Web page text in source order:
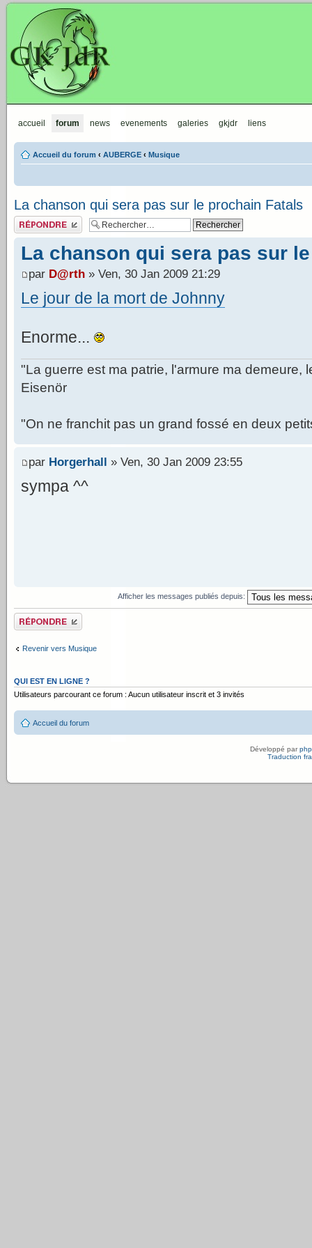
accueil forum news evenements galeries gkjdr liens
Accueil du forum ‹ AUBERGE ‹ Musique
La chanson qui sera pas sur le prochain Fatals
Publier une réponse
La chanson qui sera pas sur
par D@rth » Ven, 30 Jan 2009 21:29
Le jour de la mort de Johnny
Enorme...
"La guerre est ma patrie, l'armure ma demeure,
Eisenör
"On ne franchit pas un grand fossé en deux
par Horgerhall » Ven, 30 Jan 2009 23:55
sympa ^^
Afficher les messages publiés depuis:
Publier une réponse
Revenir vers Musique
QUI EST EN LIGNE ?
Utilisateurs parcourant ce forum : Aucun utilisateur inscrit et 3 invités
Accueil du forum
Développé par
Traduction